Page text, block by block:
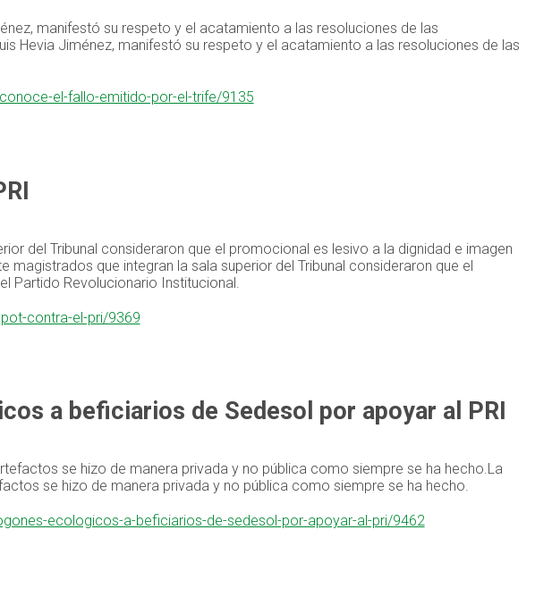
manifestó su respeto y el acatamiento a las resoluciones de las
Hevia Jiménez, manifestó su respeto y el acatamiento a las resoluciones de las
el-fallo-emitido-por-el-trife/9135
del Tribunal consideraron que el promocional es lesivo a la dignidad e imagen
magistrados que integran la sala superior del Tribunal consideraron que el
Partido Revolucionario Institucional.
contra-el-pri/9369
a beficiarios de Sedesol por apoyar al PRI
se hizo de manera privada y no pública como siempre se ha hecho.La
se hizo de manera privada y no pública como siempre se ha hecho.
ecologicos-a-beficiarios-de-sedesol-por-apoyar-al-pri/9462